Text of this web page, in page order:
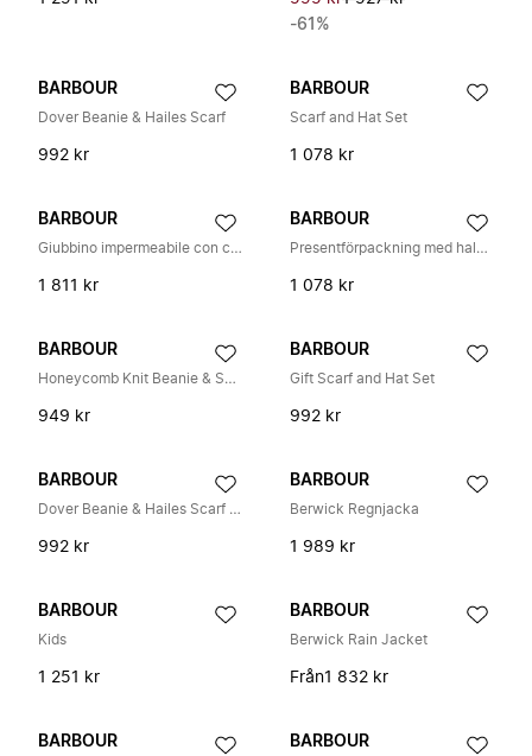
-61%
BARBOUR
Dover Beanie & Hailes Scarf
992 kr
BARBOUR
Scarf and Hat Set
1 078 kr
BARBOUR
Giubbino impermeabile con cappuccio fisso e chiusura con zip
1 811 kr
BARBOUR
Presentförpackning med halsduk och mössa
1 078 kr
BARBOUR
Honeycomb Knit Beanie & Scarf Set
949 kr
BARBOUR
Gift Scarf and Hat Set
992 kr
BARBOUR
Dover Beanie & Hailes Scarf Gift Set
992 kr
BARBOUR
Berwick Regnjacka
1 989 kr
BARBOUR
Kids
1 251 kr
BARBOUR
Berwick Rain Jacket
Från1 832 kr
BARBOUR BARBOUR